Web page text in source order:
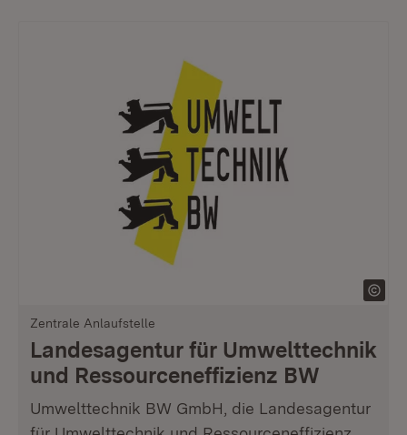
Zentrale Anlaufstelle
Landesagentur für Umwelttechnik
und Ressourceneffizienz BW
Umwelttechnik BW GmbH, die Landesagentur